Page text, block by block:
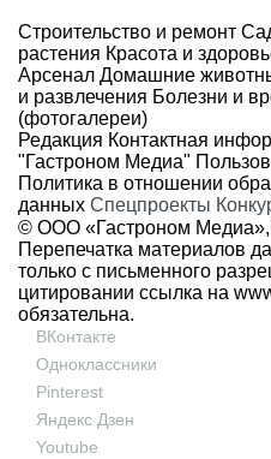
Строительство и ремонт
растения Красота и
Арсенал Домашние
и развлечения Болезни и
(фотогалереи)
Редакция Контактная
"Гастроном Медиа"
Политика в отношении
данных Спецпроекты
© ООО «Гастроном Медиа»,
Перепечатка материалов
только с письменного
цитировании ссылка на
обязательна.
ВКонтакте
Одноклассники
Pinterest
Яндекс Дзен
Youtube